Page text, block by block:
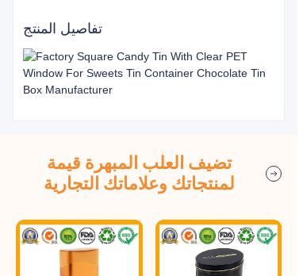
تفاصيل المنتج
تضيف العلب المبهرة قيمة
لمنتجاتك وعلاماتك التجارية